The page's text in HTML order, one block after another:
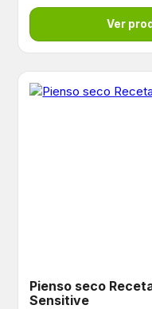
Ver
Pienso seco
Sensitive